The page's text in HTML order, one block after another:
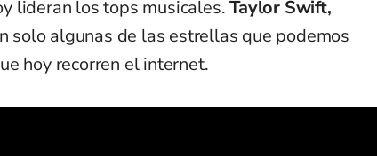
lideran los tops musicales.Taylor Swift,
solo algunas de las estrellas que podemos
hoy recorren el internet.